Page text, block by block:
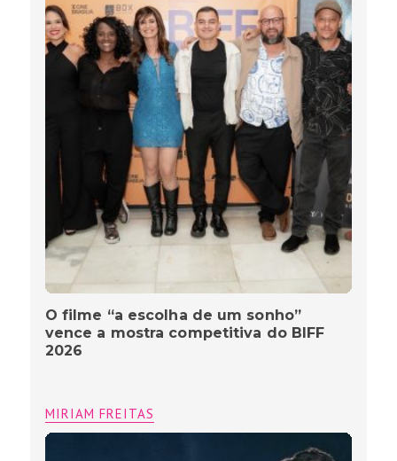
O filme “a escolha de um sonho”
vence a mostra competitiva do BIFF
2026
MIRIAM FREITAS